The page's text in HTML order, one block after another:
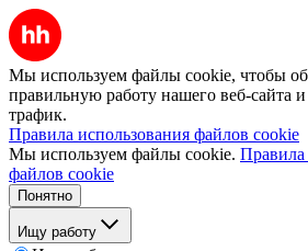
Мы используем файлы cookie, чтобы
правильную работу нашего веб-сайта и
трафик.
Правила использования файлов cookie
Мы используем файлы cookie. Правила
файлов cookie
Понятно
Ищу работу